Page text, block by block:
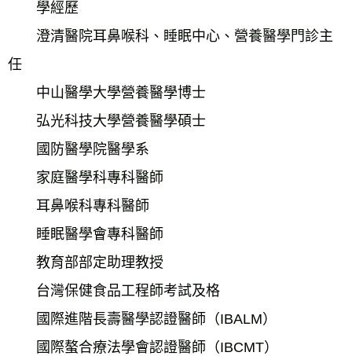
學經歷
澄清醫院耳鼻喉科、睡眠中心、營養醫學門診主
任
中山醫學大學營養醫學博士
弘光科技大學營養醫學碩士
國防醫學院醫學系
家庭醫學科專科醫師
耳鼻喉科專科醫師
睡眠醫學會專科醫師
教育部部定助理教授
台灣保健食品工程師考試及格
國際進階長壽醫學認證醫師（IBALM）
國際螯合療法學會認證醫師（IBCMT）